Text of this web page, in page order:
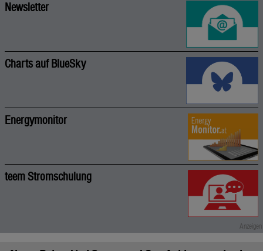
Newsletter
Charts auf BlueSky
Energymonitor
teem Stromschulung